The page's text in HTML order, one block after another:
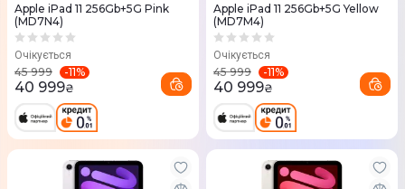
Apple iPad 11 256Gb+5G Pink
(MD7N4)
Очікується
45 999 -11%
40 999₴
Apple iPad 11 256Gb+5G Yellow
(MD7M4)
Очікується
45 999 -11%
40 999₴